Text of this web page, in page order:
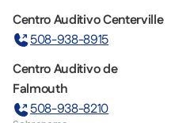
Centro Auditivo Centerville
508-938-8915
Centro Auditivo de
Falmouth
508-938-8210